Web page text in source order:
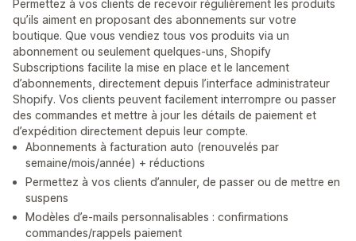
Permettez à vos clients de recevoir régulièrement les produits
qu’ils aiment en proposant des abonnements sur votre
boutique. Que vous vendiez tous vos produits via un
abonnement ou seulement quelques-uns, Shopify
Subscriptions facilite la mise en place et le lancement
d’abonnements, directement depuis l’interface administrateur
Shopify. Vos clients peuvent facilement interrompre ou passer
des commandes et mettre à jour les détails de paiement et
d’expédition directement depuis leur compte.
Abonnements à facturation auto (renouvelés par
semaine/mois/année) + réductions
Permettez à vos clients d’annuler, de passer ou de mettre en
suspens
Modèles d’e-mails personnalisables : confirmations
commandes/rappels paiement